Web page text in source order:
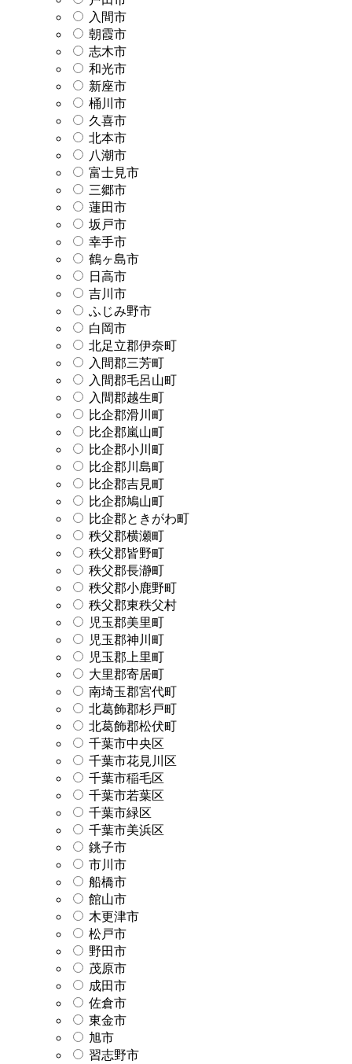
入間市
朝霞市
志木市
和光市
新座市
桶川市
久喜市
北本市
八潮市
富士見市
三郷市
蓮田市
坂戸市
幸手市
鶴ヶ島市
日高市
吉川市
ふじみ野市
白岡市
北足立郡伊奈町
入間郡三芳町
入間郡毛呂山町
入間郡越生町
比企郡滑川町
比企郡嵐山町
比企郡小川町
比企郡川島町
比企郡吉見町
比企郡鳩山町
比企郡ときがわ町
秩父郡横瀬町
秩父郡皆野町
秩父郡長瀞町
秩父郡小鹿野町
秩父郡東秩父村
児玉郡美里町
児玉郡神川町
児玉郡上里町
大里郡寄居町
南埼玉郡宮代町
北葛飾郡杉戸町
北葛飾郡松伏町
千葉市中央区
千葉市花見川区
千葉市稲毛区
千葉市若葉区
千葉市緑区
千葉市美浜区
銚子市
市川市
船橋市
館山市
木更津市
松戸市
野田市
茂原市
成田市
佐倉市
東金市
旭市
習志野市